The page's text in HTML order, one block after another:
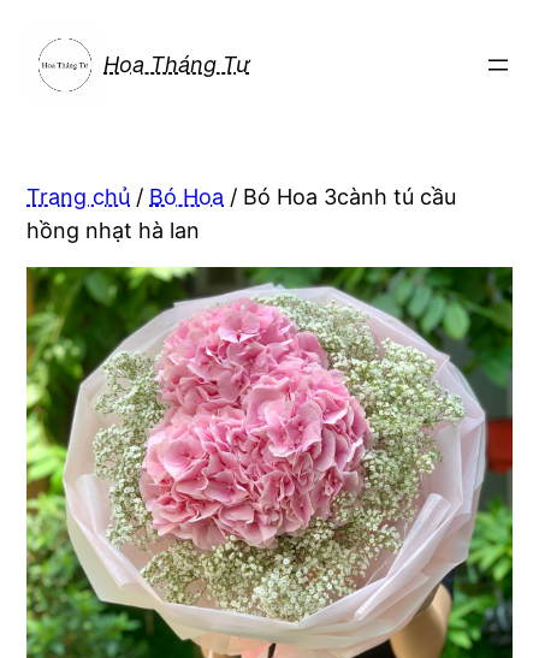
phần
Hoa Tháng Tư
Trang chủ / Bó Hoa / Bó Hoa 3cành tú cầu
hồng nhạt hà lan